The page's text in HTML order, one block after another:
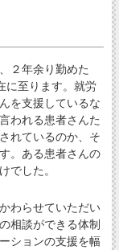
２年余り勤めた
に至ります。就労
を支援しているな
われる患者さんた
れているのか、そ
。ある患者さんの
でした。
わらせていただい
相談ができる体制
ションの支援を幅